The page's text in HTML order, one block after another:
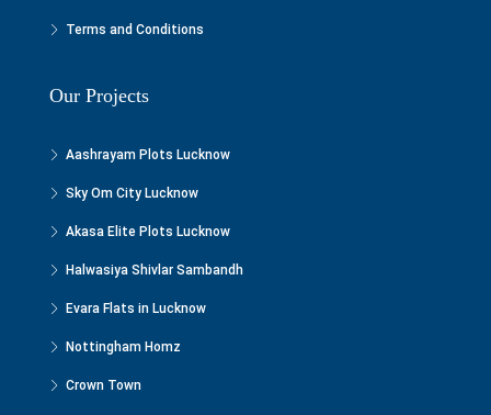
Terms and Conditions
Our Projects
Aashrayam Plots Lucknow
Sky Om City Lucknow
Akasa Elite Plots Lucknow
Halwasiya Shivlar Sambandh
Evara Flats in Lucknow
Nottingham Homz
Crown Town